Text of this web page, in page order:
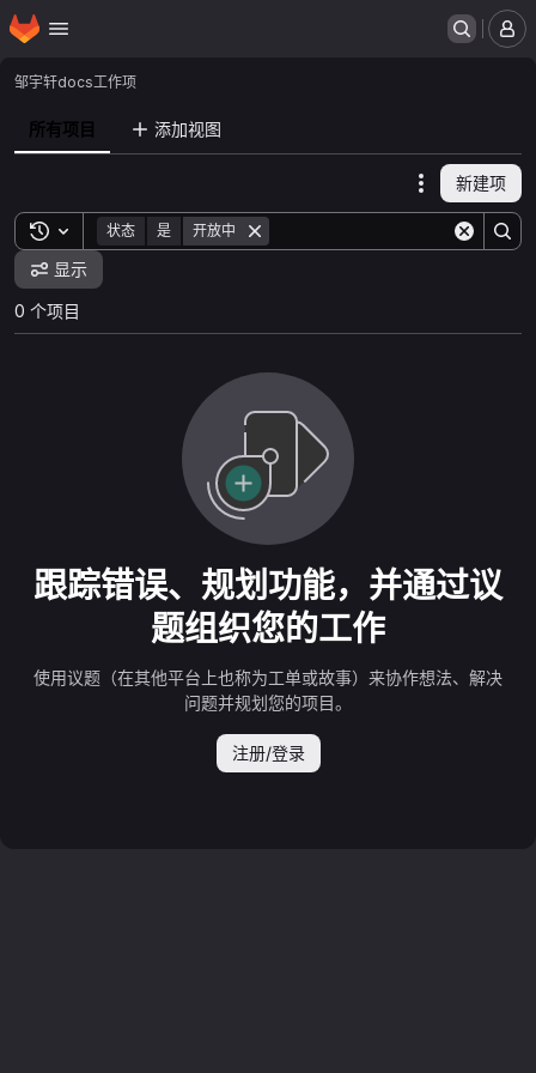
跳转到主要内容
主页
邹宇轩docs工作项
所有项目 添加视图
Actions
新建项
Toggle search history
状态 是 开放中
显示
0 个项目
跟踪错误、规划功能，并通过议
题组织您的工作
使用议题（在其他平台上也称为工单或故事）来协作想法、解决
问题并规划您的项目。
注册/登录